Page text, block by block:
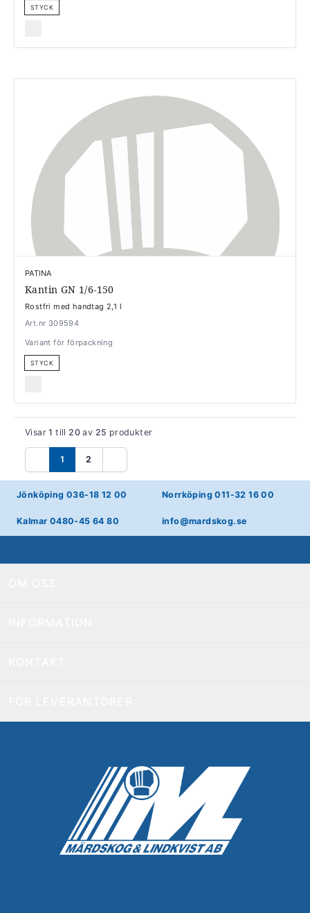
STYCK
PATINA
Kantin GN 1/6-150
Rostfri med handtag 2,1 l
Art.nr 309594
Variant för förpackning
STYCK
Visar1 till20 av 25 produkter
Föregående
1 2
Nästa
Jönköping 036-18 12 00 Norrköping 011-32 16 00
Kalmar 0480-45 64 80 info@mardskog.se